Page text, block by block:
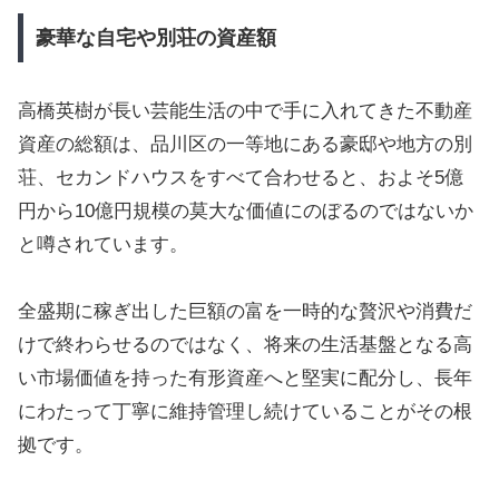
豪華な自宅や別荘の資産額
高橋英樹が長い芸能生活の中で手に入れてきた不動産
資産の総額は、品川区の一等地にある豪邸や地方の別
荘、セカンドハウスをすべて合わせると、およそ5億
円から10億円規模の莫大な価値にのぼるのではないか
と噂されています。
全盛期に稼ぎ出した巨額の富を一時的な贅沢や消費だ
けで終わらせるのではなく、将来の生活基盤となる高
い市場価値を持った有形資産へと堅実に配分し、長年
にわたって丁寧に維持管理し続けていることがその根
拠です。